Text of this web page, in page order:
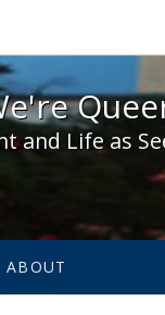
Here, We're
and Life as
ABOUT